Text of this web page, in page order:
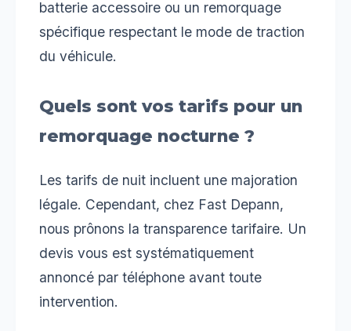
batterie accessoire ou un remorquage
spécifique respectant le mode de traction
du véhicule.
Quels sont vos tarifs pour un
remorquage nocturne ?
Les tarifs de nuit incluent une majoration
légale. Cependant, chez Fast Depann,
nous prônons la transparence tarifaire. Un
devis vous est systématiquement
annoncé par téléphone avant toute
intervention.